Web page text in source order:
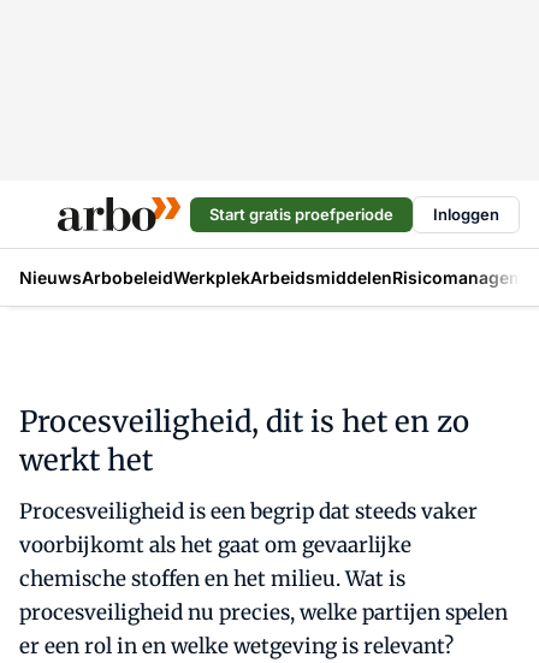
Start gratis proefperiode Inloggen
NieuwsArbobeleidWerkplekArbeidsmiddelen
Procesveiligheid, dit is het en zo
werkt het
Procesveiligheid is een begrip dat steeds vaker
voorbijkomt als het gaat om gevaarlijke
chemische stoffen en het milieu. Wat is
procesveiligheid nu precies, welke partijen spelen
er een rol in en welke wetgeving is relevant?